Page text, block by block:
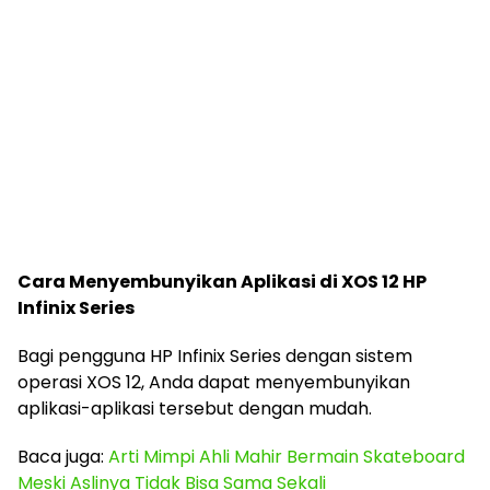
Cara Menyembunyikan Aplikasi di XOS 12 HP
Infinix Series
Bagi pengguna HP Infinix Series dengan sistem
operasi XOS 12, Anda dapat menyembunyikan
aplikasi-aplikasi tersebut dengan mudah.
Baca juga: Arti Mimpi Ahli Mahir Bermain Skateboard
Meski Aslinya Tidak Bisa Sama Sekali